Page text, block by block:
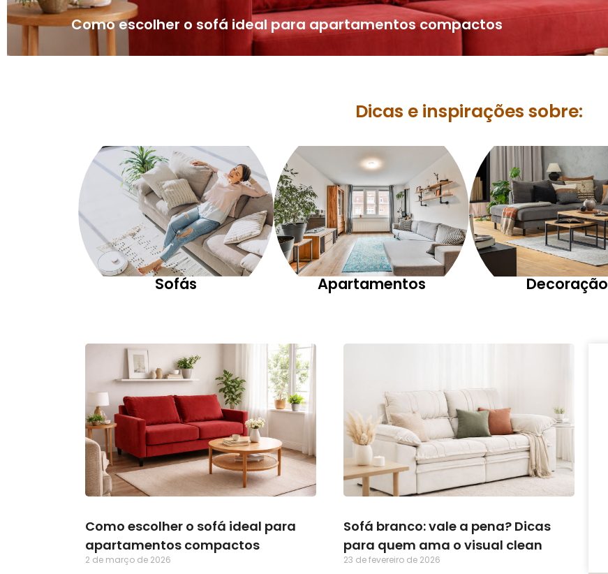
Como escolher o sofá ideal para apartamentos compactos
Dicas e inspirações sobre:
Sofás Apartamentos Decoração
Como escolher o sofá ideal para
apartamentos compactos
2 de março de 2026
Sofá branco: vale a pena? Dicas
para quem ama o visual clean
23 de fevereiro de 2026